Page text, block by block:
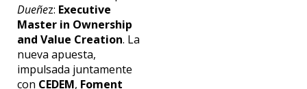
Dueñez: Executive
Master in Ownership
and Value Creation. La
nueva apuesta,
impulsada juntamente
con CEDEM, Foment